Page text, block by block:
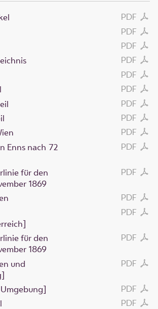
PDF
PDF
PDF
PDF
PDF
PDF
PDF
PDF
PDF
PDF
72
Enns nach
PDF
für den
1869
PDF
PDF
PDF
für den
1869
PDF
und
PDF
PDF